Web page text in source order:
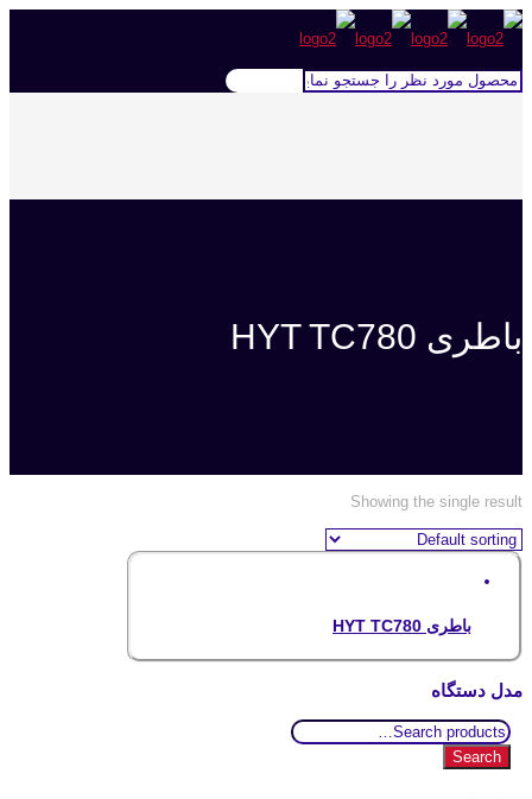
باطری HYT TC780
Showing the single result
باطری HYT TC780
مدل دستگاه
Search
for:
Search